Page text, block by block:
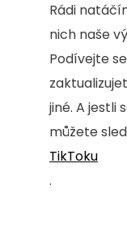
Rádi
nich naše
Podívejte
jiné. A jestli
můžete
TikToku
.